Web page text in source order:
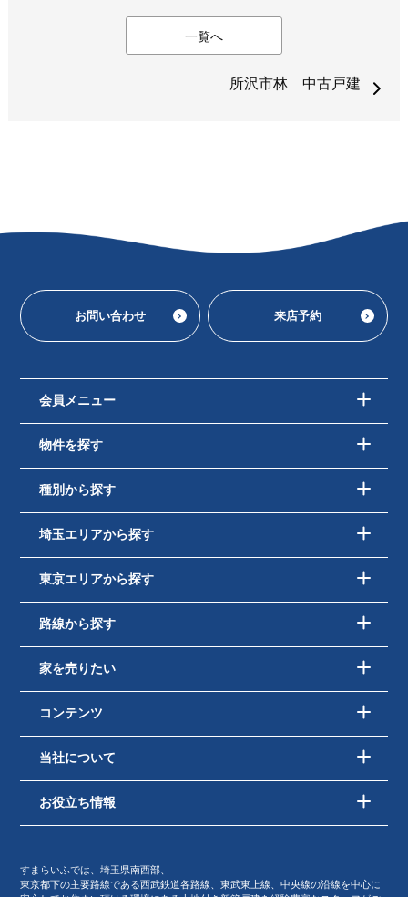
一覧へ
所沢市林 中古戸建
お問い合わせ 来店予約
会員メニュー
物件を探す
種別から探す
埼玉エリアから探す
東京エリアから探す
路線から探す
家を売りたい
コンテンツ
当社について
お役立ち情報
すまらいふでは、埼玉県南西部、
東京都下の主要路線である西武鉄道各路線、東武東上線、中央線の沿線を中心に